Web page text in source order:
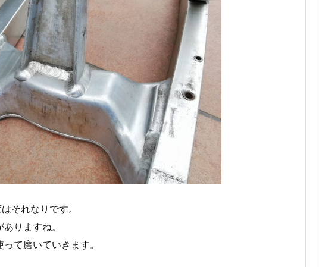
それなりです。
りますね。
て磨いていきます。